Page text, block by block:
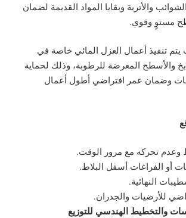
والأتربة وبقايا المواد القديمة لضمان
مستوٍ وقوي.
تنفيذ أعمال العزل المائي خاصة في
والأسطح المعرضة للرطوبة، وذلك لحماية
وضمان عمر افتراضي أطول أعمال
وعدم تحركه مع مرور الوقت.
أو الفراغات أسفل البلاط.
النهائية.
للأرضيات والجدران.
والتخطيط الهندسي للتوزيع